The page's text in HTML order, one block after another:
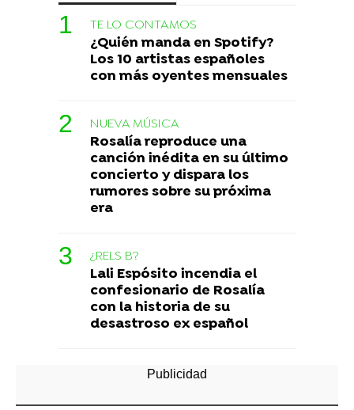
TE LO CONTAMOS
¿Quién manda en Spotify?
Los 10 artistas españoles
con más oyentes mensuales
NUEVA MÚSICA
Rosalía reproduce una
canción inédita en su último
concierto y dispara los
rumores sobre su próxima
era
¿RELS B?
Lali Espósito incendia el
confesionario de Rosalía
con la historia de su
desastroso ex español